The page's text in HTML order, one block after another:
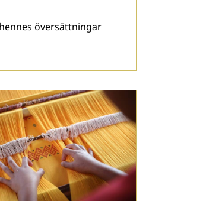
översättningar